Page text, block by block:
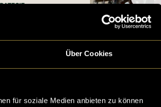
Über Cookies
für soziale Medien anbieten zu können